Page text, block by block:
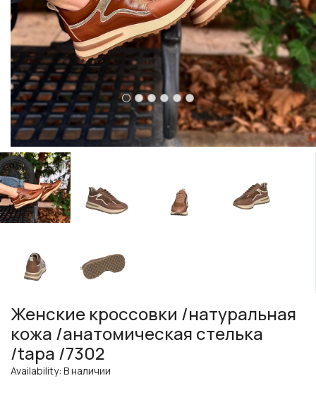
Женские кроссовки /натуральная
кожа /анатомическая стелька
/tapa /7302
Availability: В наличии